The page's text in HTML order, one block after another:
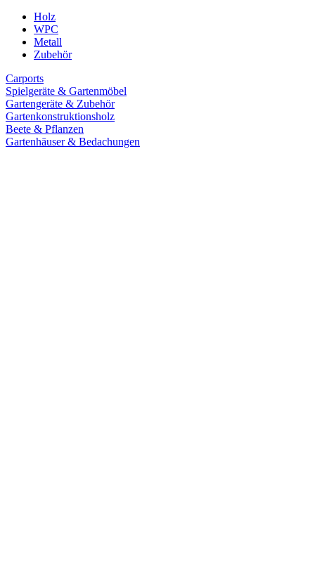
Holz
WPC
Metall
Zubehör
Carports
Spielgeräte & Gartenmöbel
Gartengeräte & Zubehör
Gartenkonstruktionsholz
Beete & Pflanzen
Gartenhäuser & Bedachungen